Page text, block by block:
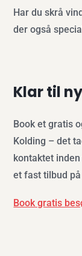
Har du skrå
der også
Klar til
Book et gratis
Kolding – det
kontaktet
et fast tilbud
Book gratis